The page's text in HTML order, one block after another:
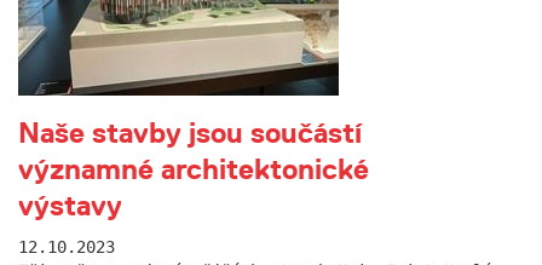
Naše stavby jsou součástí
významné architektonické
výstavy
12.10.2023